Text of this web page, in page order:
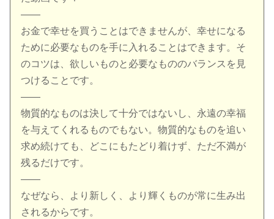
——
お金で幸せを買うことはできませんが、幸せになる
ために必要なものを手に入れることはできます。そ
のコツは、欲しいものと必要なもののバランスを見
つけることです。
——
物質的なものは決して十分ではないし、永遠の幸福
を与えてくれるものでもない。物質的なものを追い
求め続けても、どこにもたどり着けず、ただ不満が
残るだけです。
——
なぜなら、より新しく、より輝くものが常に生み出
されるからです。